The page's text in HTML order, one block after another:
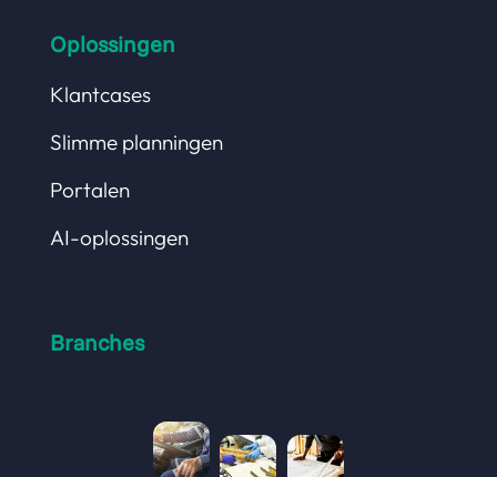
Oplossingen
Klantcases
Slimme planningen
Portalen
AI-oplossingen
Branches